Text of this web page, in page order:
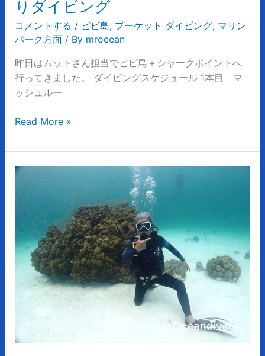
りダイビング
コメントする / ピピ島, プーケット ダイビング, マリン
パーク方面/ By mrocean
昨日はムットさん担当でピピ島＋シャークポイントへ
行ってきました。 ダイビングスケジュール 1本目 マ
ッシュルー
り
ダ
イ
ビ
ン
グ
Read More »
家
で
海
び！
の